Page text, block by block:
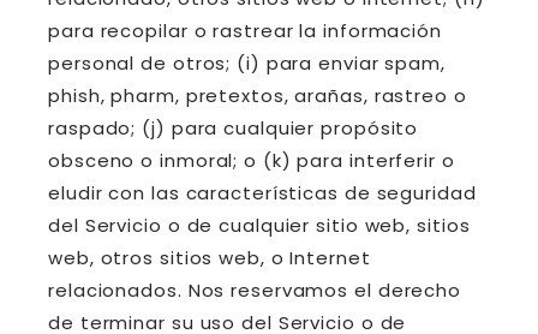
para recopilar o rastrear la información
personal de otros; (i) para enviar spam,
phish, pharm, pretextos, arañas, rastreo o
raspado; (j) para cualquier propósito
obsceno o inmoral; o (k) para interferir o
eludir con las características de seguridad
del Servicio o de cualquier sitio web, sitios
web, otros sitios web, o Internet
relacionados. Nos reservamos el derecho
de terminar su uso del Servicio o de